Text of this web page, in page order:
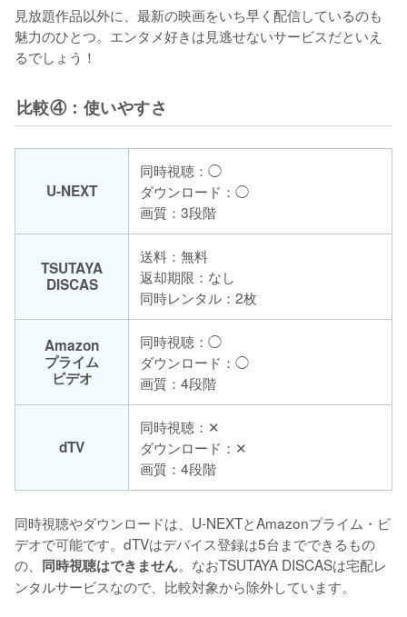
見放題作品以外に、最新の映画をいち早く配信しているのも
魅力のひとつ。エンタメ好きは見逃せないサービスだといえ
るでしょう！
比較④：使いやすさ
U-NEXT
同時視聴：◯
ダウンロード：◯
画質：3段階
TSUTAYA
DISCAS
送料：無料
返却期限：なし
同時レンタル：2枚
Amazon
プライム
ビデオ
同時視聴：◯
ダウンロード：◯
画質：4段階
dTV
同時視聴：✕
ダウンロード：✕
画質：4段階
同時視聴やダウンロードは、U-NEXTとAmazonプライム・ビ
デオで可能です。dTVはデバイス登録は5台までできるもの
の、 同時視聴はできません。なおTSUTAYA DISCASは宅配レ
ンタルサービスなので、比較対象から除外しています。